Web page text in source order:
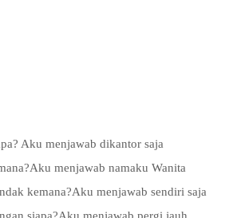
Aku menjawab dikantor saja
menjawab namaku Wanita
kemana?Aku menjawab sendiri saja